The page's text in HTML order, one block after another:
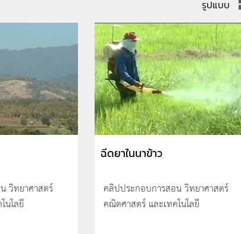
รูปแบบ
วิทยาศาสตร์
นโลยี
ฉีดยาในนาข้าว
คลิปประกอบการสอน วิทยาศาสตร์
คณิตศาสตร์ และเทคโนโลยี